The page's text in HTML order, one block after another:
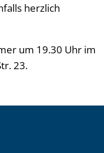
herzlich
um 19.30 Uhr im
23.